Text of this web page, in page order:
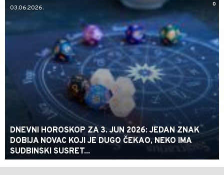
0
03.06.2026.
DNEVNI HOROSKOP ZA 3. JUN 2026: JEDAN ZNAK
DOBIJA NOVAC KOJI JE DUGO ČEKAO, NEKO IMA
SUDBINSKI SUSRET...